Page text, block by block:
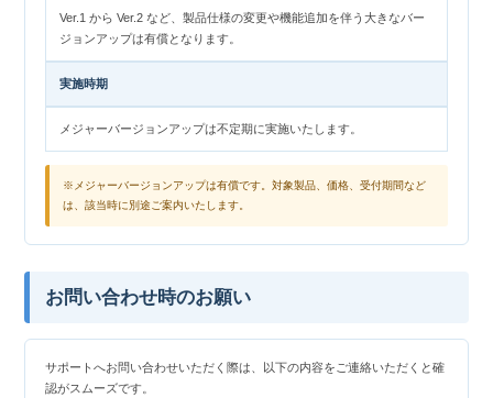
Ver.1 から Ver.2 など、製品仕様の変更や機能追加を伴う大きなバー
ジョンアップは有償となります。
実施時期
メジャーバージョンアップは不定期に実施いたします。
※メジャーバージョンアップは有償です。対象製品、価格、受付期間など
は、該当時に別途ご案内いたします。
お問い合わせ時のお願い
サポートへお問い合わせいただく際は、以下の内容をご連絡いただくと確
認がスムーズです。